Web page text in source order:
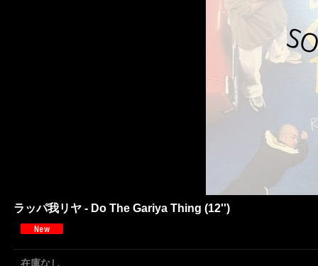
ラッパ我リヤ - Do The Gariya Thing (12'')
在庫なし